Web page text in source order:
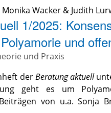
Monika Wacker & Judith
1/2025:
und
und Praxis
derBeratung aktuell
geht es um
von u.a. Sonja